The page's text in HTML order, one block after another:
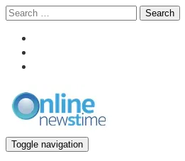
Search
Toggle navigation